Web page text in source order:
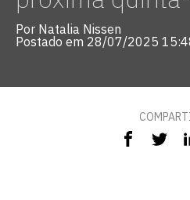
Por Natalia Nissen
Postado em 28/07/2025